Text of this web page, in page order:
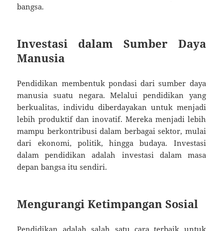
bangsa.
Investasi dalam Sumber Daya
Manusia
Pendidikan membentuk pondasi dari sumber daya
manusia suatu negara. Melalui pendidikan yang
berkualitas, individu diberdayakan untuk menjadi
lebih produktif dan inovatif. Mereka menjadi lebih
mampu berkontribusi dalam berbagai sektor, mulai
dari ekonomi, politik, hingga budaya. Investasi
dalam pendidikan adalah investasi dalam masa
depan bangsa itu sendiri.
Mengurangi Ketimpangan Sosial
Pendidikan adalah salah satu cara terbaik untuk